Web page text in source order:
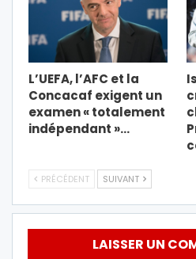
L’UEFA, l’AFC et la
Concacaf exigent un
examen « totalement
indépendant »…
PRÉCÉDENT SUIVANT
LAISSER UN